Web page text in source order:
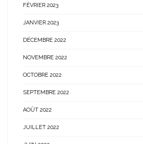
FÉVRIER 2023
JANVIER 2023
DÉCEMBRE 2022
NOVEMBRE 2022
OCTOBRE 2022
SEPTEMBRE 2022
AOÛT 2022
JUILLET 2022